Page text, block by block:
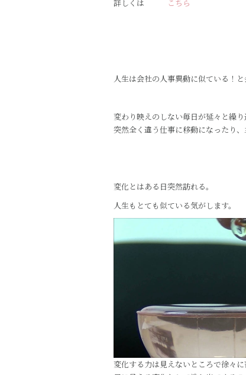
詳しくは
こちら
人生は会社の人事異動に似ている！と
変わり映えのしない毎日が延々と繰
突然全く違う仕事に移動になったり、
変化とはある日突然訪れる。
人生もとても似ている気がします。
変化する力は見えないところで徐々